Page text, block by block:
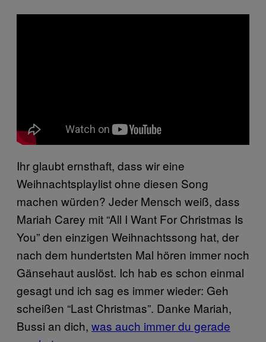
Ihr glaubt ernsthaft, dass wir eine
Weihnachtsplaylist ohne diesen Song
machen würden? Jeder Mensch weiß, dass
Mariah Carey mit “All I Want For Christmas Is
You” den einzigen Weihnachtssong hat, der
nach dem hundertsten Mal hören immer noch
Gänsehaut auslöst. Ich hab es schon einmal
gesagt und ich sag es immer wieder: Geh
scheißen “Last Christmas”. Danke Mariah,
Bussi an dich, was auch immer du gerade